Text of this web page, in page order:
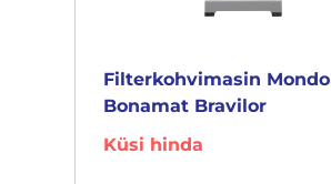
Filterkohvimasin Mondo
Bonamat Bravilor
Küsi hinda